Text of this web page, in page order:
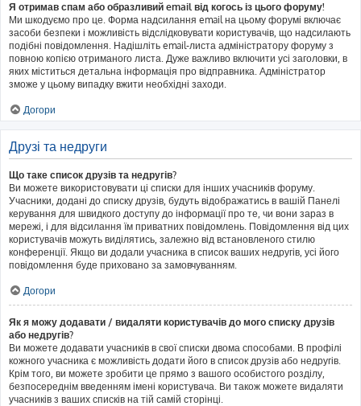
Я отримав спам або образливий email від когось із цього форуму!
Ми шкодуємо про це. Форма надсилання email на цьому форумі включає
засоби безпеки і можливість відслідковувати користувачів, що надсилають
подібні повідомлення. Надішліть email-листа адміністратору форуму з
повною копією отриманого листа. Дуже важливо включити усі заголовки, в
яких міститься детальна інформація про відправника. Адміністратор
зможе у цьому випадку вжити необхідні заходи.
Догори
Друзі та недруги
Що таке список друзів та недругів?
Ви можете використовувати ці списки для інших учасників форуму.
Учасники, додані до списку друзів, будуть відображатись в вашій Панелі
керування для швидкого доступу до інформації про те, чи вони зараз в
мережі, і для відсилання їм приватних повідомлень. Повідомлення від цих
користувачів можуть виділятись, залежно від встановленого стилю
конференції. Якщо ви додали учасника в список ваших недругів, усі його
повідомлення буде приховано за замовчуванням.
Догори
Як я можу додавати / видаляти користувачів до мого списку друзів
або недругів?
Ви можете додавати учасників в свої списки двома способами. В профілі
кожного учасника є можливість додати його в список друзів або недругів.
Крім того, ви можете зробити це прямо з вашого особистого розділу,
безпосереднім введенням імені користувача. Ви також можете видаляти
учасників з ваших списків на тій самій сторінці.